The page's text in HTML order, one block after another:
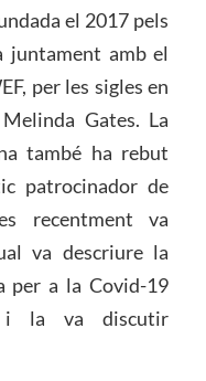
el 2017 pels
juntament amb el
per les sigles en
Gates. La
també ha rebut
patrocinador de
recentment va
va descriure la
per a la Covid-19
i la va discutir